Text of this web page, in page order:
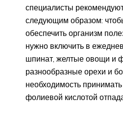
специалисты
следующим образом:
обеспечить организм
нужно включить в
шпинат, желтые овощи и
разнообразные орехи и
необходимость принимать
фолиевой кислотой